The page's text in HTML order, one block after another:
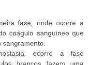
fase, onde ocorre a
coágulo sanguíneo que
ocorre a fase
brancos fazem uma